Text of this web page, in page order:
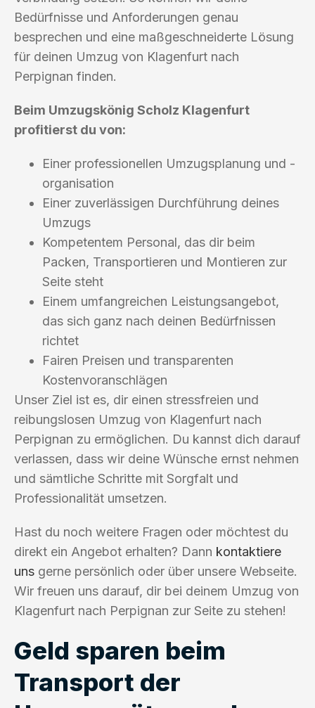
Bedürfnisse und Anforderungen genau
besprechen und eine maßgeschneiderte Lösung
für deinen Umzug von Klagenfurt nach
Perpignan finden.
Beim Umzugskönig Scholz Klagenfurt
profitierst du von:
Einer professionellen Umzugsplanung und -
organisation
Einer zuverlässigen Durchführung deines
Umzugs
Kompetentem Personal, das dir beim
Packen, Transportieren und Montieren zur
Seite steht
Einem umfangreichen Leistungsangebot,
das sich ganz nach deinen Bedürfnissen
richtet
Fairen Preisen und transparenten
Kostenvoranschlägen
Unser Ziel ist es, dir einen stressfreien und
reibungslosen Umzug von Klagenfurt nach
Perpignan zu ermöglichen. Du kannst dich darauf
verlassen, dass wir deine Wünsche ernst nehmen
und sämtliche Schritte mit Sorgfalt und
Professionalität umsetzen.
Hast du noch weitere Fragen oder möchtest du
direkt ein Angebot erhalten? Dann kontaktiere
uns gerne persönlich oder über unsere Webseite.
Wir freuen uns darauf, dir bei deinem Umzug von
Klagenfurt nach Perpignan zur Seite zu stehen!
Geld sparen beim
Transport der